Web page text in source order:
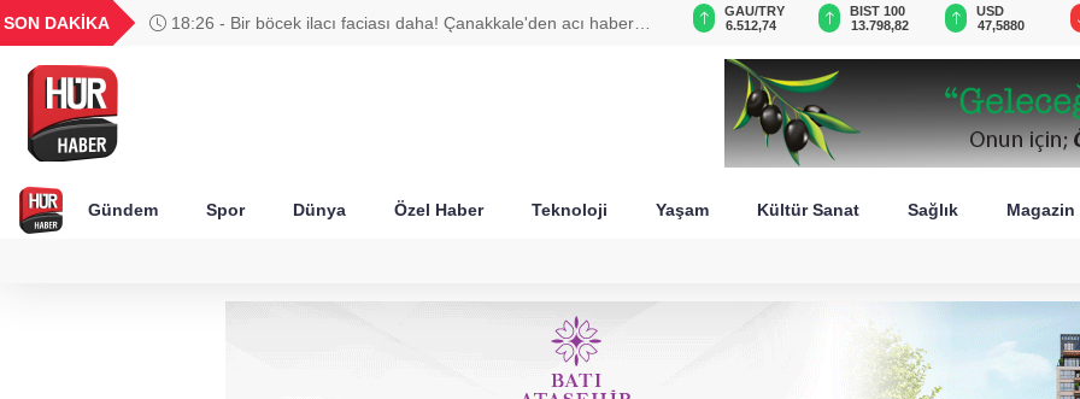
SON DAKİKA
18:26 - Bir böcek ilacı faciası daha! Çanakkale'den acı haber
UYU
1,1820
18,1981
16,2306
28,0626
0,0018
GAU/TRY
6.512,74
BIST 100
13.798,82
USD
47,5880
Gündem Spor Dünya Özel Haber Teknoloji Yaşam Kültür Sanat Sağlık Magazin